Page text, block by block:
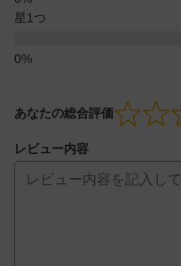
星1つ
あなたの総合評価
レビュー内容